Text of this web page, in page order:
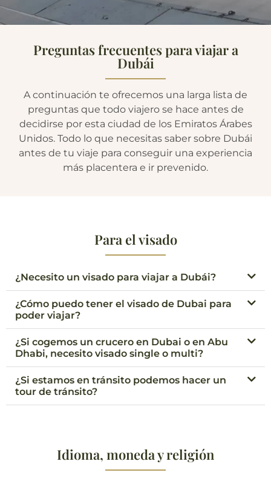
Preguntas frecuentes para viajar a
Dubái
A continuación te ofrecemos una larga lista de
preguntas que todo viajero se hace antes de
decidirse por esta ciudad de los Emiratos Árabes
Unidos. Todo lo que necesitas saber sobre Dubái
antes de tu viaje para conseguir una experiencia
más placentera e ir prevenido.
Para el visado
¿Necesito un visado para viajar a Dubái?
¿Cómo puedo tener el visado de Dubai para
poder viajar?
¿Si cogemos un crucero en Dubai o en Abu
Dhabi, necesito visado single o multi?
¿Si estamos en tránsito podemos hacer un
tour de tránsito?
Idioma, moneda y religión